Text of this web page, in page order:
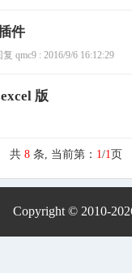
件
qmc9 : 2016/9/6 16:12:29
版
共 8条, 当前第： 1/1页
Copyright © 2010-